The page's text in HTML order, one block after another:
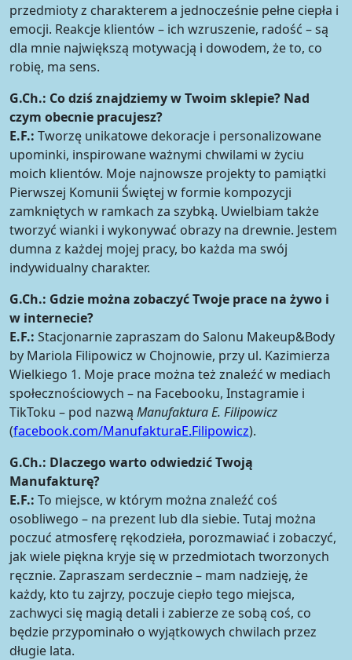
przedmioty z charakterem a jednocześnie pełne ciepła i
emocji. Reakcje klientów – ich wzruszenie, radość – są
dla mnie największą motywacją i dowodem, że to, co
robię, ma sens.
G.Ch.: Co dziś znajdziemy w Twoim sklepie? Nad
czym obecnie pracujesz?
E.F.: Tworzę unikatowe dekoracje i personalizowane
upominki, inspirowane ważnymi chwilami w życiu
moich klientów. Moje najnowsze projekty to pamiątki
Pierwszej Komunii Świętej w formie kompozycji
zamkniętych w ramkach za szybką. Uwielbiam także
tworzyć wianki i wykonywać obrazy na drewnie. Jestem
dumna z każdej mojej pracy, bo każda ma swój
indywidualny charakter.
G.Ch.: Gdzie można zobaczyć Twoje prace na żywo i
w internecie?
E.F.: Stacjonarnie zapraszam do Salonu Makeup&Body
by Mariola Filipowicz w Chojnowie, przy ul. Kazimierza
Wielkiego 1. Moje prace można też znaleźć w mediach
społecznościowych – na Facebooku, Instagramie i
TikToku – pod nazwą Manufaktura E. Filipowicz
(facebook.com/ManufakturaE.Filipowicz).
G.Ch.: Dlaczego warto odwiedzić Twoją
Manufakturę?
E.F.: To miejsce, w którym można znaleźć coś
osobliwego – na prezent lub dla siebie. Tutaj można
poczuć atmosferę rękodzieła, porozmawiać i zobaczyć,
jak wiele piękna kryje się w przedmiotach tworzonych
ręcznie. Zapraszam serdecznie – mam nadzieję, że
każdy, kto tu zajrzy, poczuje ciepło tego miejsca,
zachwyci się magią detali i zabierze ze sobą coś, co
będzie przypominało o wyjątkowych chwilach przez
długie lata.